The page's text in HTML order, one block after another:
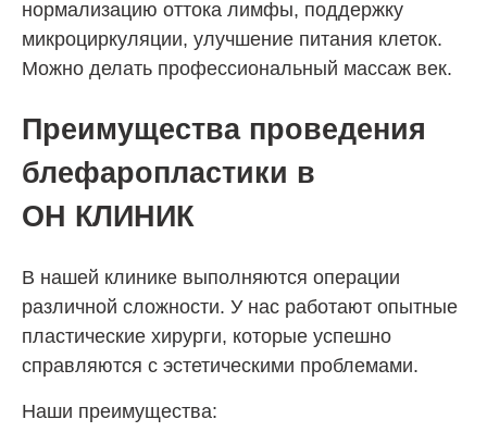
нормализацию оттока лимфы, поддержку
микроциркуляции, улучшение питания клеток.
Можно делать профессиональный массаж век.
Преимущества проведения
блефаропластики в
ОН КЛИНИК
В нашей клинике выполняются операции
различной сложности. У нас работают опытные
пластические хирурги, которые успешно
справляются с эстетическими проблемами.
Наши преимущества: